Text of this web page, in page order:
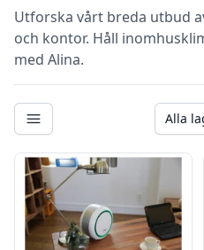
Utforska vårt breda utbud
och kontor. Håll
med Alina.
Kategorier Alla
Filter
Produkter